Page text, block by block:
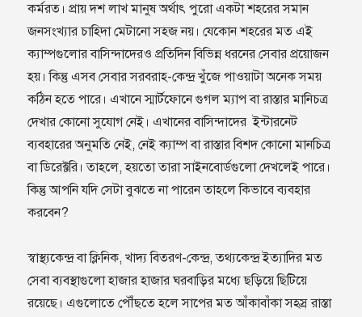
কর্মরত। প্রায় দশ লাখ মানুষ অর্থাৎ পুরো একটা শহরের সমান
জনসংখ‍্যার চাহিদা মেটানো সহজ নয়। যেকোন শহরের মত এই
ক্যাম্পগুলোর বাসিন্দাদেরও প্রতিদিন বিভিন্ন ধরনের সেবার প্রয়োজন
হয়। কিন্তু এসব সেবার সরবরাহ-কেন্দ্র খুঁজে পাওয়াটা অনেক সময়
কঠিন হতে পারে। এখানে স্মার্টফোনে গুগল ম‍্যাপ বা রাস্তার মানিচত্র
দেখার কোনো সুযোগ নেই। এখানের বাসিন্দাদের ইন্টারনেট
ব্যবহারের অনুমতি নেই, নেই ক্যাম্প বা রাস্তার বিশদ কোনো মানচিত্র
বা ডিরেক্টরি। তাহলে, হয়তো তারা সাইনবোর্ডগুলো দেখলেই পারে।
কিন্তু আপনি যদি সেটা বুঝতে না পারেন তাহলে কিভাবে ব‍্যবহার
করবেন?
স্বাস্থ্যকেন্দ্র বা ক্লিনিক, খাদ্য বিতরণ-কেন্দ্র, তথ্যকেন্দ্র ইত্যাদির মত
সেবা ব্যবস্থাগুলো হাজার হাজার ঘরবাড়ির মধ্যে ছড়িয়ে ছিটিয়ে
রয়েছে। এগুলোতে পৌঁছতে হলে সাপের মত আঁকাবাঁকা সহস্র রাস্তা